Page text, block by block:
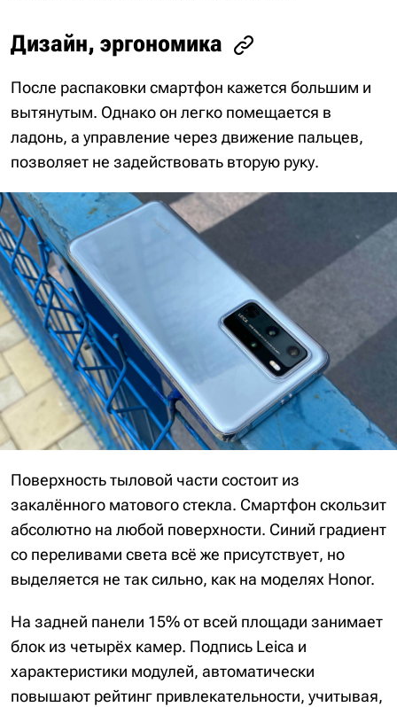
Дизайн, эргономика
После распаковки смартфон кажется большим и
вытянутым. Однако он легко помещается в
ладонь, а управление через движение пальцев,
позволяет не задействовать вторую руку.
Поверхность тыловой части состоит из
закалённого матового стекла. Смартфон скользит
абсолютно на любой поверхности. Синий градиент
со переливами света всё же присутствует, но
выделяется не так сильно, как на моделях Honor.
На задней панели 15% от всей площади занимает
блок из четырёх камер. Подпись Leica и
характеристики модулей, автоматически
повышают рейтинг привлекательности, учитывая,